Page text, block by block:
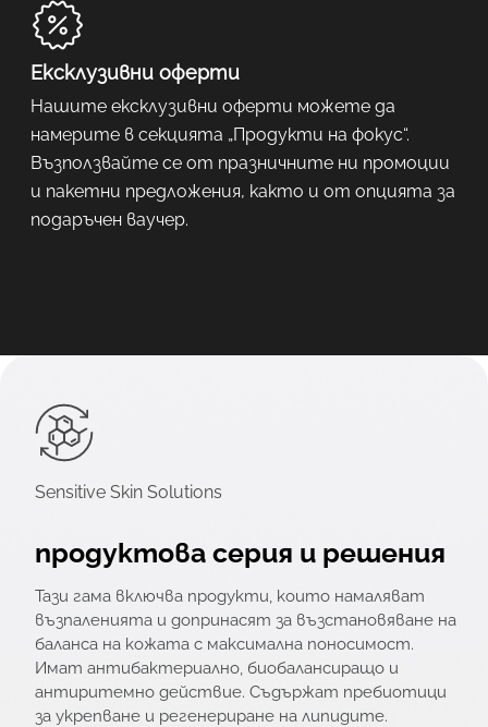
Ексклузивни оферти
Нашите ексклузивни оферти можете да
намерите в секцията „Продукти на фокус“.
Възползвайте се от празничните ни промоции
и пакетни предложения, както и от опцията за
подаръчен ваучер.
Sensitive Skin Solutions
продуктова серия и решения
Тази гама включва продукти, които намаляват
възпаленията и допринасят за възстановяване на
баланса на кожата с максимална поносимост.
Имат антибактериално, биобалансиращо и
антиритемно действие. Съдържат пребиотици
за укрепване и регенериране на липидите.